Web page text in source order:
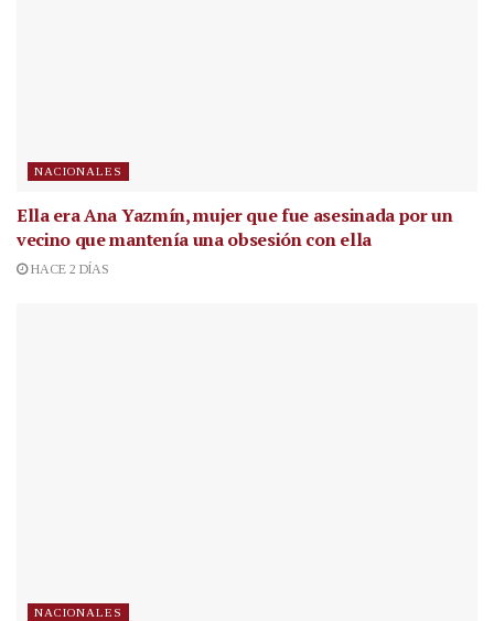
NACIONALES
Ella era Ana Yazmín, mujer que fue asesinada por un
vecino que mantenía una obsesión con ella
HACE 2 DÍAS
NACIONALES